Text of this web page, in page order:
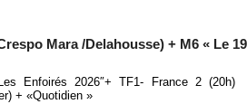
Mara /Delahousse) + M6 « Le
Enfoirés 2026″+ TF1- France 2
+ «Quotidien »